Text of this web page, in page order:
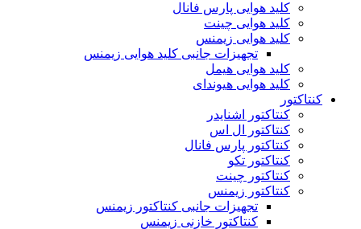
کلید هوایی پارس فانال
کلید هوایی چینت
کلید هوایی زیمنس
تجهیزات جانبی کلید هوایی زیمنس
کلید هوایی هیمل
کلید هوایی هیوندای
کنتاکتور
کنتاکتور اشنایدر
کنتاکتور ال اس
کنتاکتور پارس فانال
کنتاکتور تکو
کنتاکتور چینت
کنتاکتور زیمنس
تجهیزات جانبی کنتاکتور زیمنس
کنتاکتور خازنی زیمنس